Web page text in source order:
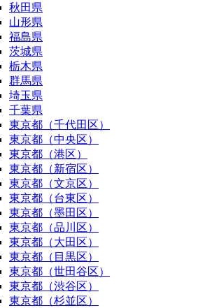
秋田県
山形県
福島県
茨城県
栃木県
群馬県
埼玉県
千葉県
東京都（千代田区）
東京都（中央区）
東京都（港区）
東京都（新宿区）
東京都（文京区）
東京都（台東区）
東京都（墨田区）
東京都（品川区）
東京都（大田区）
東京都（目黒区）
東京都（世田谷区）
東京都（渋谷区）
東京都（杉並区）